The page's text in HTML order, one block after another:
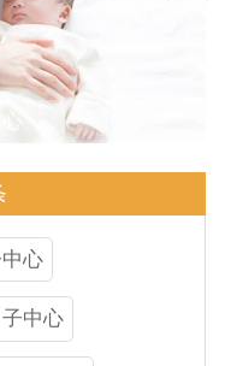
中心
中心